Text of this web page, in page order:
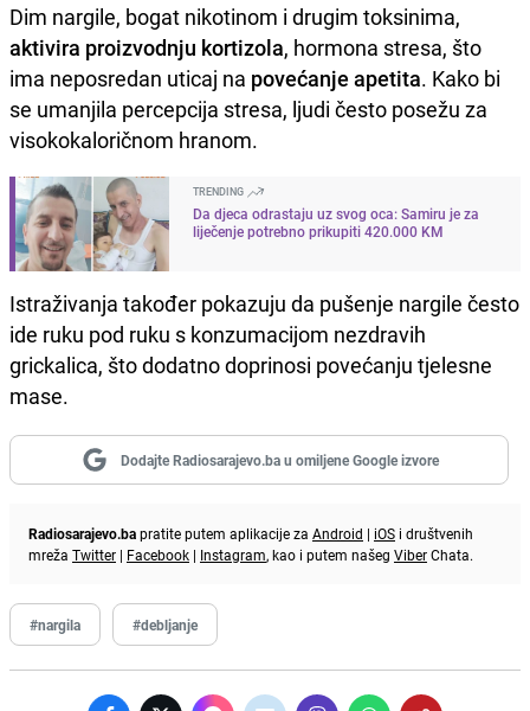
Dim nargile, bogat nikotinom i drugim toksinima,
aktivira proizvodnju kortizola, hormona stresa, što
ima neposredan uticaj na povećanje apetita. Kako bi
se umanjila percepcija stresa, ljudi često posežu za
visokokaloričnom hranom.
TRENDING
Da djeca odrastaju uz svog oca: Samiru je za
liječenje potrebno prikupiti 420.000 KM
Istraživanja također pokazuju da pušenje nargile često
ide ruku pod ruku s konzumacijom nezdravih
grickalica, što dodatno doprinosi povećanju tjelesne
mase.
Dodajte Radiosarajevo.ba u omiljene Google izvore
Radiosarajevo.bapratite putem aplikacije za Android | iOS i društvenih
mreža Twitter | Facebook | Instagram, kao i putem našeg ViberChata.
#nargila #debljanje